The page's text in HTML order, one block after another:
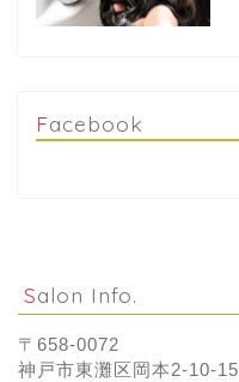
Facebook
Salon Info.
〒658-0072
神戸市東灘区岡本2-10-15